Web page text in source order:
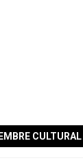
CULTURAL